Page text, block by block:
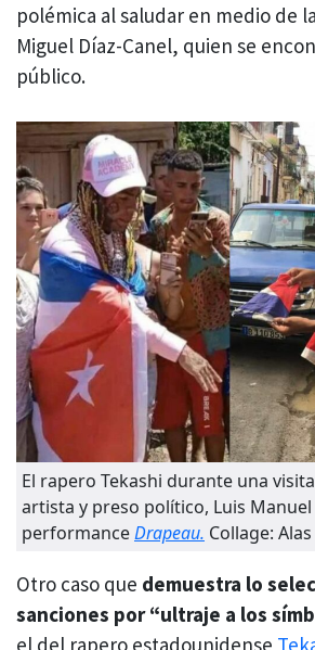
polémica al saludar en medio de
Miguel Díaz-Canel, quien se
público.
El rapero Tekashi durante una
artista y preso político, Luis
performanceDrapeau. Collage:
Otro caso que demuestra lo
sanciones por “ultraje a los
el del rapero estadounidense